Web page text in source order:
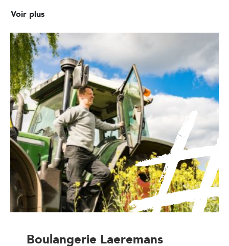
Voir plus
Boulangerie Laeremans